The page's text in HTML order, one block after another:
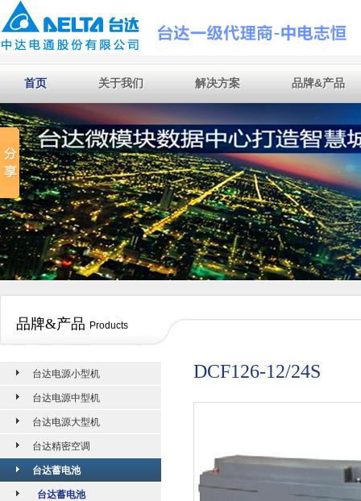
首页
首页 关于我们
关于我们 解决方案
解决方案 品牌&产品
品牌&产品
品牌&产品 Products
台达电源小型机
台达电源中型机
台达电源大型机
台达精密空调
台达蓄电池
台达蓄电池
DCF126-12/24S